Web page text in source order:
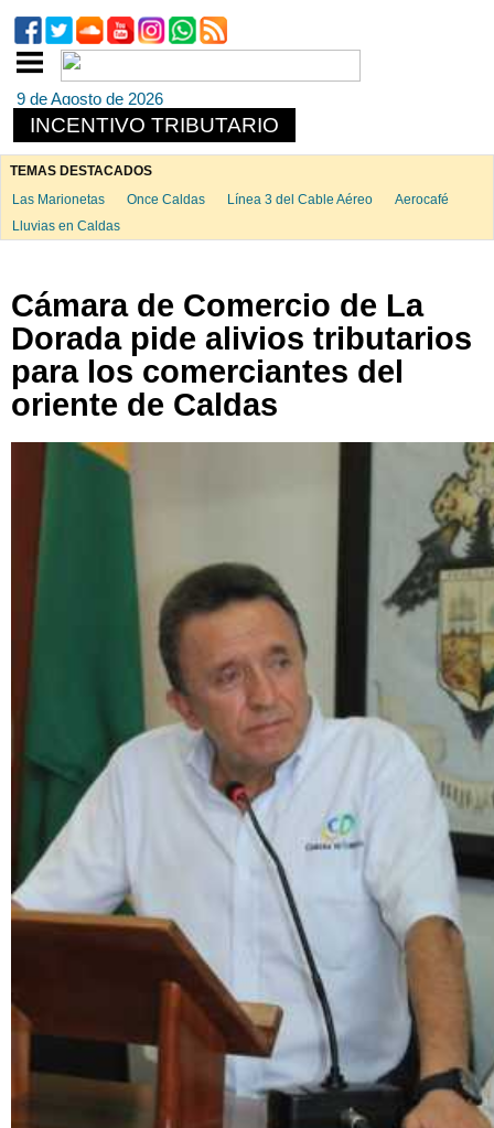
9 de Agosto de 2026
INCENTIVO TRIBUTARIO
TEMAS DESTACADOS
Las Marionetas
Once Caldas Línea 3 del Cable Aéreo
Aerocafé
Lluvias en Caldas
Cámara de Comercio de La
Dorada pide alivios tributarios
para los comerciantes del
oriente de Caldas